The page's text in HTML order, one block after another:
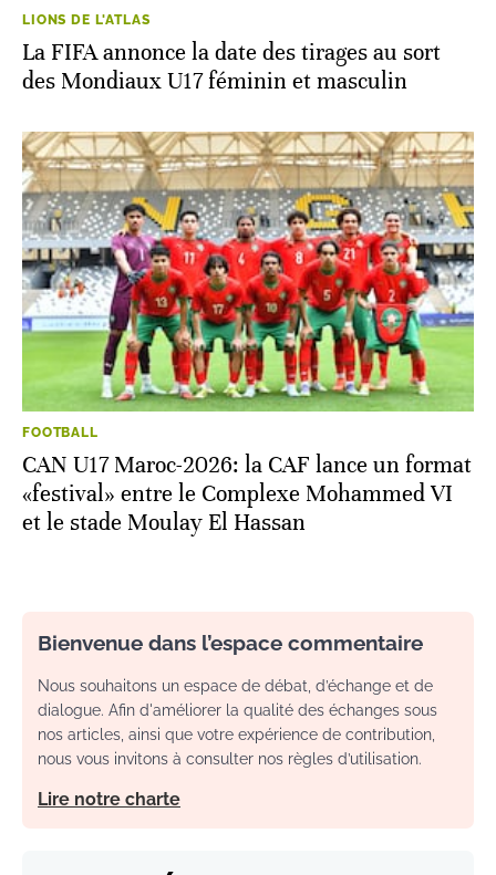
LIONS DE L'ATLAS
La FIFA annonce la date des tirages au sort
des Mondiaux U17 féminin et masculin
FOOTBALL
CAN U17 Maroc-2026: la CAF lance un format
«festival» entre le Complexe Mohammed VI
et le stade Moulay El Hassan
Bienvenue dans l’espace commentaire
Nous souhaitons un espace de débat, d’échange et de
dialogue. Afin d'améliorer la qualité des échanges sous
nos articles, ainsi que votre expérience de contribution,
nous vous invitons à consulter nos règles d’utilisation.
Lire notre charte